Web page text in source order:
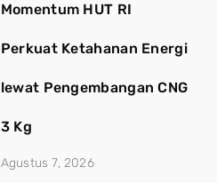
Momentum HUT RI
Perkuat Ketahanan Energi
lewat Pengembangan CNG
3 Kg
Agustus 7, 2026